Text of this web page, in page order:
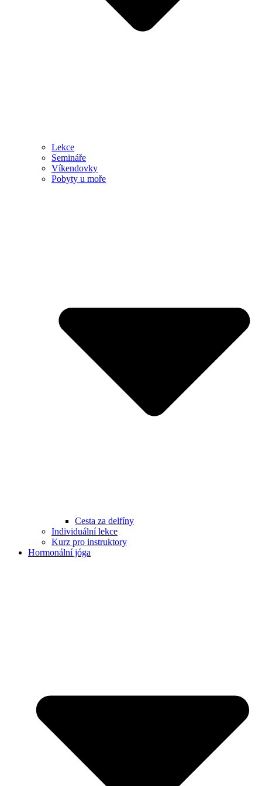
Lekce
Semináře
Víkendovky
Pobyty u moře
Cesta za delfíny
Individuální lekce
Kurz pro instruktory
Hormonální jóga